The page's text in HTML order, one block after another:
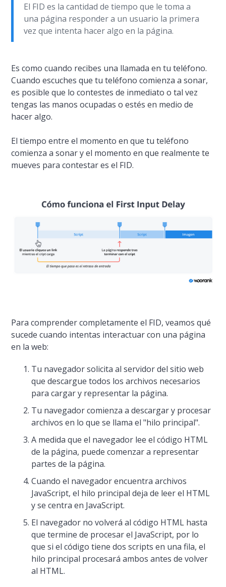
El FID es la cantidad de tiempo que le toma a
una página responder a un usuario la primera
vez que intenta hacer algo en la página.
Es como cuando recibes una llamada en tu teléfono.
Cuando escuches que tu teléfono comienza a sonar,
es posible que lo contestes de inmediato o tal vez
tengas las manos ocupadas o estés en medio de
hacer algo.
El tiempo entre el momento en que tu teléfono
comienza a sonar y el momento en que realmente te
mueves para contestar es el FID.
Para comprender completamente el FID, veamos qué
sucede cuando intentas interactuar con una página
en la web:
Tu navegador solicita al servidor del sitio web
que descargue todos los archivos necesarios
para cargar y representar la página.
Tu navegador comienza a descargar y procesar
archivos en lo que se llama el "hilo principal".
A medida que el navegador lee el código HTML
de la página, puede comenzar a representar
partes de la página.
Cuando el navegador encuentra archivos
JavaScript, el hilo principal deja de leer el HTML
y se centra en JavaScript.
El navegador no volverá al código HTML hasta
que termine de procesar el JavaScript, por lo
que si el código tiene dos scripts en una fila, el
hilo principal procesará ambos antes de volver
al HTML.